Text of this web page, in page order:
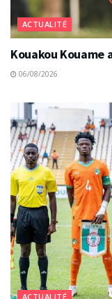
ACTUALITÉ
Kouakou Kouame
06/08/2026
ACTUALITÉ